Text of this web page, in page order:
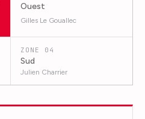
Ouest
Gilles Le Gouallec
ZONE 04
Sud
Julien Charrier